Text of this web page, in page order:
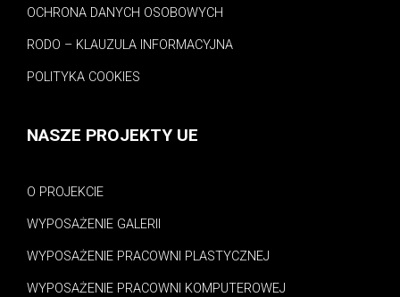
OCHRONA DANYCH OSOBOWYCH
RODO – KLAUZULA INFORMACYJNA
POLITYKA COOKIES
NASZE PROJEKTY UE
O PROJEKCIE
WYPOSAŻENIE GALERII
WYPOSAŻENIE PRACOWNI PLASTYCZNEJ
WYPOSAŻENIE PRACOWNI KOMPUTEROWEJ